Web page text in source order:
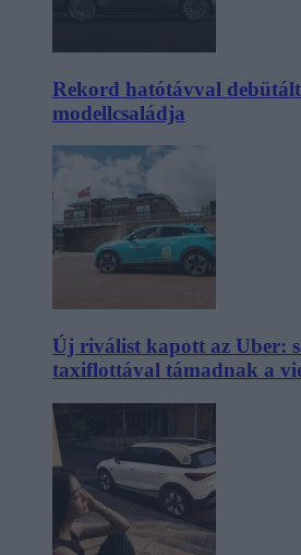
Rekord hatótávval
modellcsaládja
Új riválist kapott az Uber:
taxiflottával támadnak a